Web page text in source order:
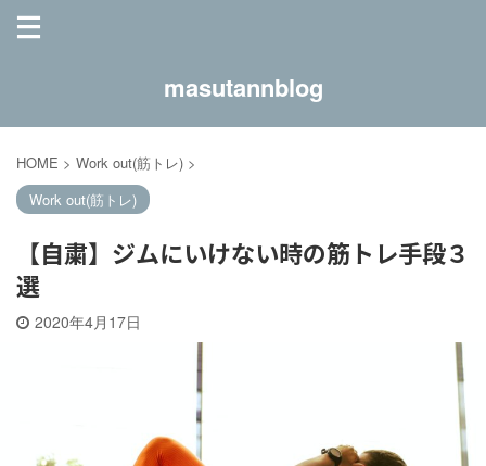
masutannblog
HOME > Work out(筋トレ) >
Work out(筋トレ)
【自粛】ジムにいけない時の筋トレ手段３
選
2020年4月17日